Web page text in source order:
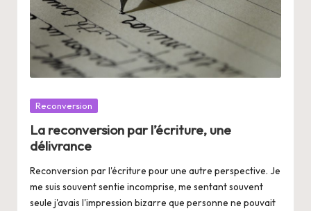
Posté
Reconversion
La reconversion par l’écriture, une
délivrance
Reconversion par l'écriture pour une autre perspective. Je
me suis souvent sentie incomprise, me sentant souvent
seule j'avais l'impression bizarre que personne ne pouvait